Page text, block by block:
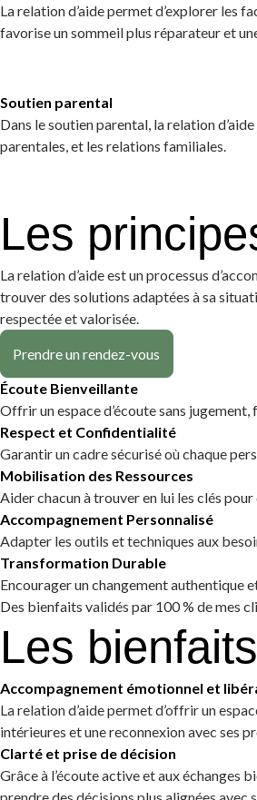
La relation d’aide permet d’explorer les
favorise un sommeil plus réparateur et
Soutien parental
Dans le soutien parental, la relation
parentales, et les relations familiales.
Les
La relation d’aide est un processus
trouver des solutions adaptées à sa
respectée et valorisée.
Prendre un rendez-vous
Écoute Bienveillante
Offrir un espace d’écoute sans
Respect et Confidentialité
Garantir un cadre sécurisé où chaque
Mobilisation des Ressources
Aider chacun à trouver en lui les clés
Accompagnement Personnalisé
Adapter les outils et techniques aux
Transformation Durable
Encourager un changement authentique
Des bienfaits validés par 100 % de mes
Les
Accompagnement émotionnel et
La relation d’aide permet d’offrir un
intérieures et une reconnexion avec ses
Clarté et prise de décision
Grâce à l’écoute active et aux échanges